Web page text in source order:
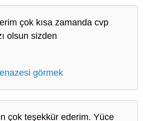
çok kısa zamanda cvp
olsun sizden
görmek
çok teşekkür ederim. Yüce